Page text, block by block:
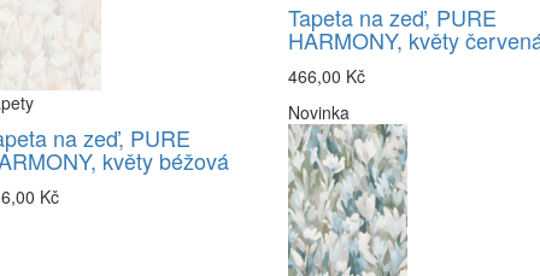
na zeď, PURE
květy béžová
Kč
Tapeta na zeď, PURE
HARMONY, květy
466,00 Kč
Novinka